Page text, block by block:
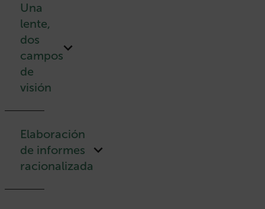
Una
lente,
dos
campos
de
visión
Elaboración
de informes
racionalizada